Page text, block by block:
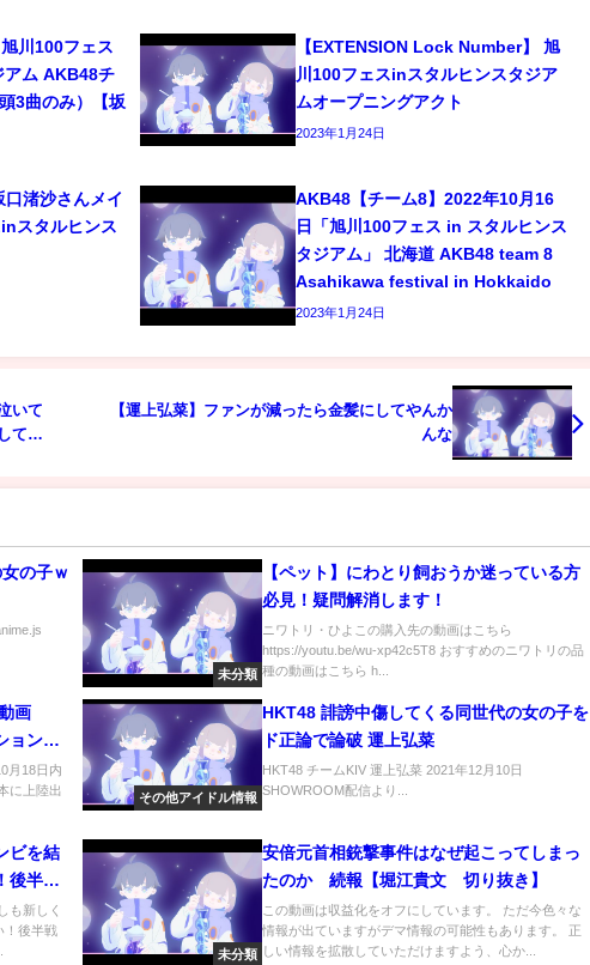
川100フェス
アム AKB48チ
3曲のみ）【坂
【EXTENSION Lock Number】 旭
川100フェスinスタルヒンスタジア
ムオープニングアクト
2023年1月24日
口渚沙さんメイ
スタルヒンス
AKB48【チーム8】2022年10月16
日「旭川100フェス in スタルヒンス
タジアム」 北海道 AKB48 team 8
Asahikawa festival in Hokkaido
2023年1月24日
いて
てた
【運上弘菜】ファンが減ったら金髪にしてやんか
んな
の子ｗ
未分類
【ペット】にわとり飼おうか迷っている方
必見！疑問解消します！
ニワトリ・ひよこの購入先の動画はこちら
https://youtu.be/wu-xp42c5T8 おすすめのニワトリの品
種の動画はこちら h...
動画
ション
月18日内
に上陸出
その他アイドル情報
HKT48 誹謗中傷してくる同世代の女の子を
ド正論で論破 運上弘菜
HKT48 チームKIV 運上弘菜 2021年12月10日
SHOWROOM配信より...
ビを結
後半戦
も新しく
！後半戦
未分類
安倍元首相銃撃事件はなぜ起こってしまっ
たのか 続報【堀江貴文 切り抜き】
この動画は収益化をオフにしています。 ただ今色々な
情報が出ていますがデマ情報の可能性もあります。 正
しい情報を拡散していただけますよう、心か...